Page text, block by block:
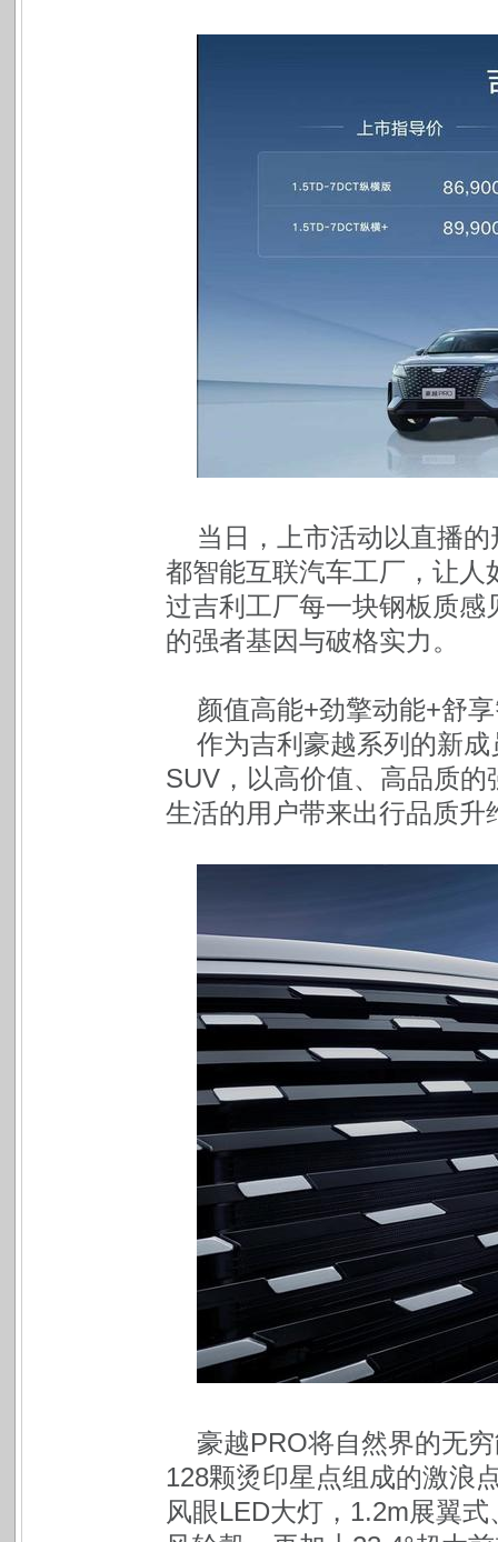
当日，上市活动以直播
都智能互联汽车工厂，让
过吉利工厂每一块钢板质
的强者基因与破格实力。
颜值高能+劲擎动能+舒
作为吉利豪越系列的新
SUV，以高价值、高品质的
生活的用户带来出行品质升
豪越PRO将自然界的无
128颗烫印星点组成的激浪
风眼LED大灯，1.2m展翼